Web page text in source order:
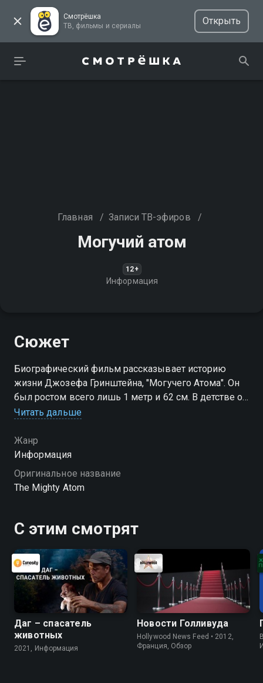
Смотрёшка
ТВ, фильмы и сериалы
Открыть
Главная / Записи ТВ-эфиров /
Могучий атом
12+
Информация
Сюжет
Биографический фильм рассказывает историю
жизни Джозефа Гринштейна, "Могучего Атома". Он
был ростом всего лишь 1 метр и 62 см. В детстве он
много болел, и врачи говорили, что он не выживет.
Читать дальше
Жанр
Информация
Оригинальное название
The Mighty Atom
С этим смотрят
Даг – спасатель
животных
2021, Информация
Новости Голливуда
Hollywood News Feed • 2012,
Франция, Обзор